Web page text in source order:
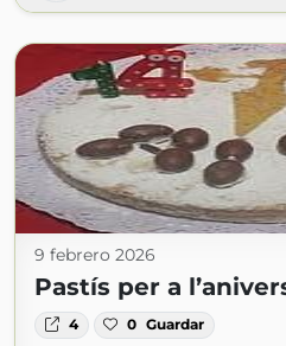
9 febrero 2026
Pastís per a
4 0 Guardar